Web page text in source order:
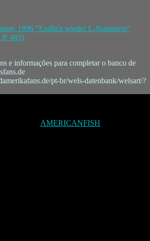
1996 "Endlich wieder L-Nummern"
481)
e informações para completar o banco de
pt-br/wels-datenbank/welsart/?
AMERICANFISH